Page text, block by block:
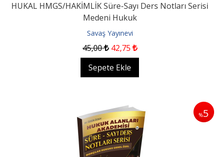
HUKAL HMGS/HAKİMLİK Süre-Sayı Ders Notları Serisi
Medeni Hukuk
Savaş Yayınevi
45,00 42,75
Sepete Ekle
%5